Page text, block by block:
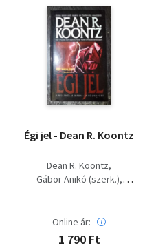
Égi jel - Dean R. Koontz
Dean R. Koontz
Gábor Anikó (szerk.)
Online ár:
1 790 Ft